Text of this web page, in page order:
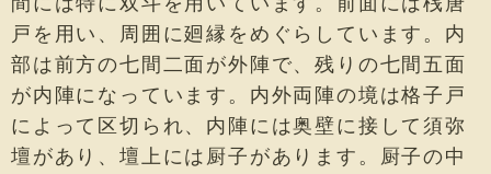
戸を用い、周囲に廻縁をめぐらしています。内
部は前方の七間二面が外陣で、残りの七間五面
が内陣になっています。内外両陣の境は格子戸
によって区切られ、内陣には奥壁に接して須弥
壇があり、壇上には厨子があります。厨子の中